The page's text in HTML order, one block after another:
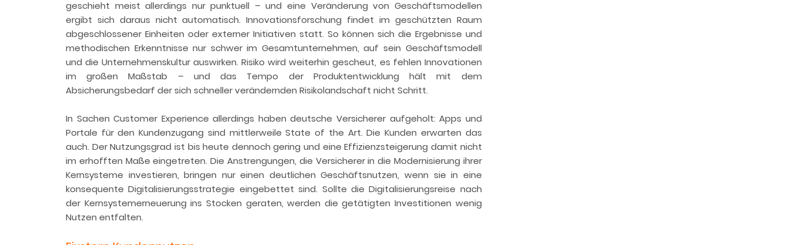
geschieht meist allerdings nur punktuell – und eine Veränderung von Geschäftsmodellen
ergibt sich daraus nicht automatisch. Innovationsforschung findet im geschützten Raum
abgeschlossener Einheiten oder externer Initiativen statt. So können sich die Ergebnisse und
methodischen Erkenntnisse nur schwer im Gesamtunternehmen, auf sein Geschäftsmodell
und die Unternehmenskultur auswirken. Risiko wird weiterhin gescheut, es fehlen Innovationen
im großen Maßstab – und das Tempo der Produktentwicklung hält mit dem
Absicherungsbedarf der sich schneller verändernden Risikolandschaft nicht Schritt.
In Sachen Customer Experience allerdings haben deutsche Versicherer aufgeholt: Apps und
Portale für den Kundenzugang sind mittlerweile State of the Art. Die Kunden erwarten das
auch. Der Nutzungsgrad ist bis heute dennoch gering und eine Effizienzsteigerung damit nicht
im erhofften Maße eingetreten. Die Anstrengungen, die Versicherer in die Modernisierung ihrer
Kernsysteme investieren, bringen nur einen deutlichen Geschäftsnutzen, wenn sie in eine
konsequente Digitalisierungsstrategie eingebettet sind. Sollte die Digitalisierungsreise nach
der Kernsystemerneuerung ins Stocken geraten, werden die getätigten Investitionen wenig
Nutzen entfalten.